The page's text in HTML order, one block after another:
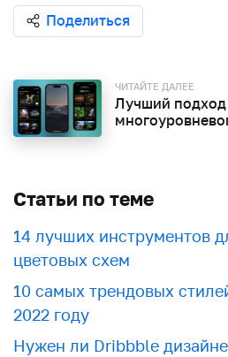
Поделиться
ЧИТАЙТЕ ДАЛЕЕ
Лучший
Статьи по теме
​​14 лучших инструментов
цветовых схем
10 самых трендовых
2022 году
Нужен ли Dribbble